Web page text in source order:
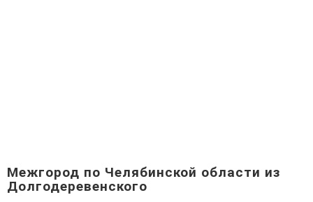
Межгород по Челябинской области из
Долгодеревенского